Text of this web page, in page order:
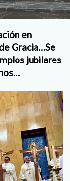
en
Gracia…Se
jubilares